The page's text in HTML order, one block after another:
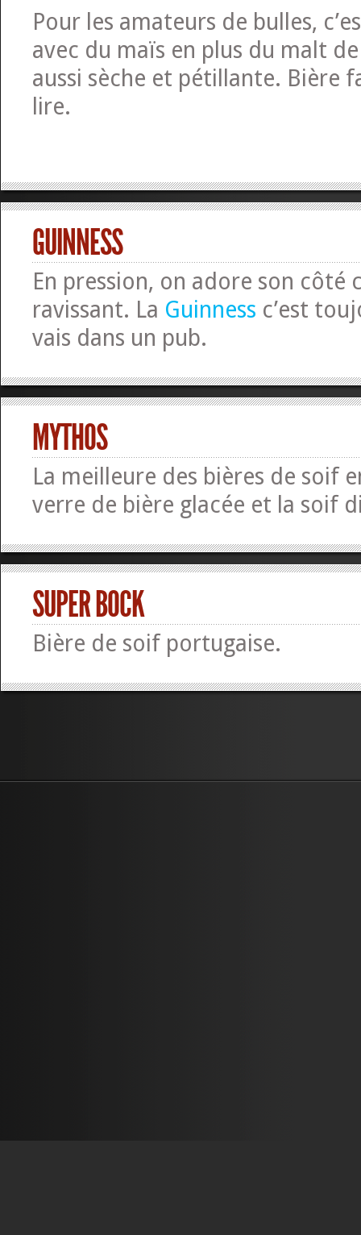
Pour les amateurs de bulles,
avec du maïs en plus du malt
aussi sèche et pétillante. Bière
lire.
GUINNESS
En pression, on adore son
ravissant. La Guinness c’est
vais dans un pub.
MYTHOS
La meilleure des bières de soif
verre de bière glacée et la soif
SUPER BOCK
Bière de soif portugaise.